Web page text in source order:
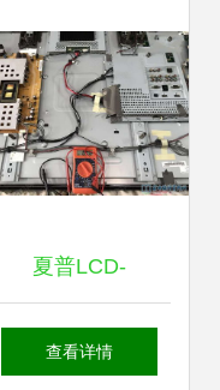
夏普LCD-
46GE50A液晶电视
查看详情